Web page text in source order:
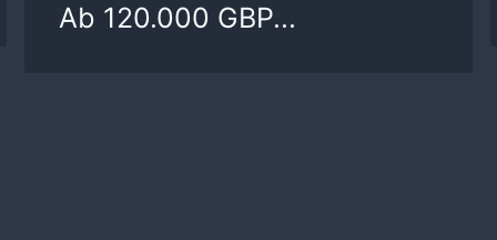
Ab 120.000 GBP...